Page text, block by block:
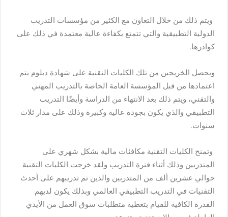
ويتم ذلك من خلال التعاون مع الكثير من مؤسسات التدريب
الدولية التطبيقية والتي تتمتع بكفاءة عالية معتمدة في ذلك على
كوادرها.
ويحصل الخريجين من تلك الكليات التقنية على شهادة دبلوم يتم
اعتمادها من قبل المؤسسة العامة الخاصة بالتدريب المهني
والتقني، ويتم ذلك بعد الانتهاء من الدراسة وأيضًا التدريب
التطبيقي والذي يكون بجودة عالية وكبيرة وذلك على مدار ثلاث
سنوات.
وتمنح الكليات التقنية مكافئات مالية بشكل شهري على
المتدربين وذلك أثناء فترة التدريب ولقد خرجت الكليات التقنية
حوالي عشرين ألف من المتدربين والذين تم تدريبهم على أحدث
التقنيات في التدريب التطبيقي العالمي وبذلك يكون لديهم
القدرة الكافية للقيام بتغطية متطلبات سوق العمل من الأيدي